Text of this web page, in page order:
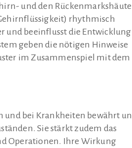
und den
rhythmisch
und beeinflusst die Entwicklung
geben die nötigen Hinweise
im Zusammenspiel mit dem
und bei Krankheiten bewährt
Sie stärkt zudem das
Operationen. Ihre Wirkung